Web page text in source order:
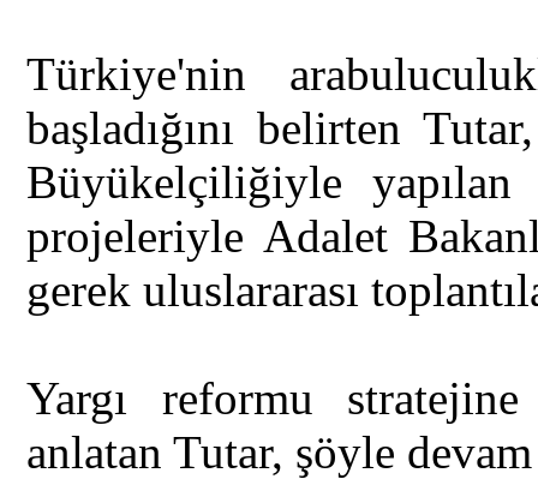
Türkiye'nin
başladığını belirten
Büyükelçiliğiyle
projeleriyle Adalet
gerek uluslararası
Yargı reformu stratejine
anlatan Tutar, şöyle